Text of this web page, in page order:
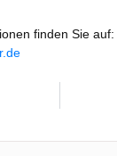
finden Sie auf: